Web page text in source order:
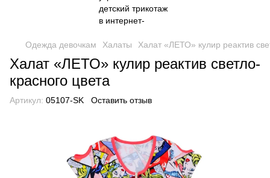
Одежда девочкам Халаты Халат «ЛЕТО» кулир реактив
Халат «ЛЕТО» кулир реактив светло-
красного цвета
Артикул: 05107-SK Оставить отзыв